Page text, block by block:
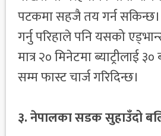
पटकमा सहजै तय गर्न सकिन्छ।
गर्नु परिहाले पनि यसको
मात्र २० मिनेटमा ब्याट्रीलाई
सम्म फास्ट चार्ज गरिदिन्छ।
३. नेपालका सडक सुहाउँदो